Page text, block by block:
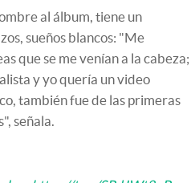
al álbum, tiene un
sueños blancos: "Me
que se me venían a la cabeza;
y yo quería un video
también fue de las primeras
señala.